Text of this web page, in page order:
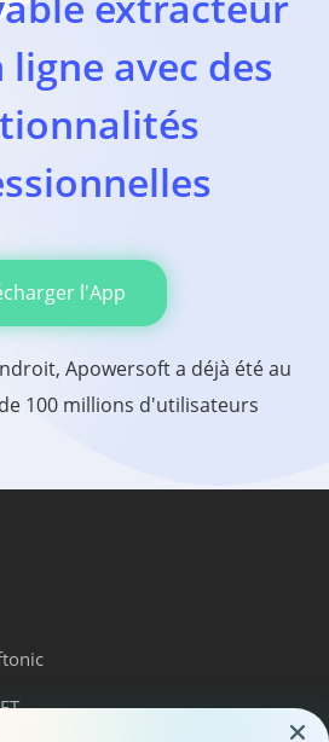
avec des
l'App
Apowersoft a déjà été au
100 millions d'utilisateurs